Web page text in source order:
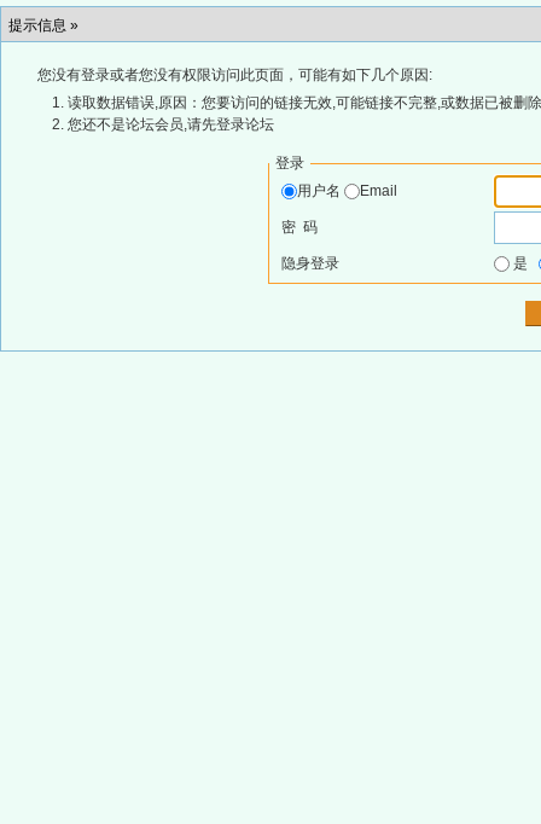
提示信息 »
您没有登录或者您没有权限访问此页面，可能有如下几个原因:
读取数据错误,原因：您要访问的链接无效,可能链接不完整,或数据已被删
您还不是论坛会员,请先登录论坛
登录
用户名
Email
密 码
隐身登录 是